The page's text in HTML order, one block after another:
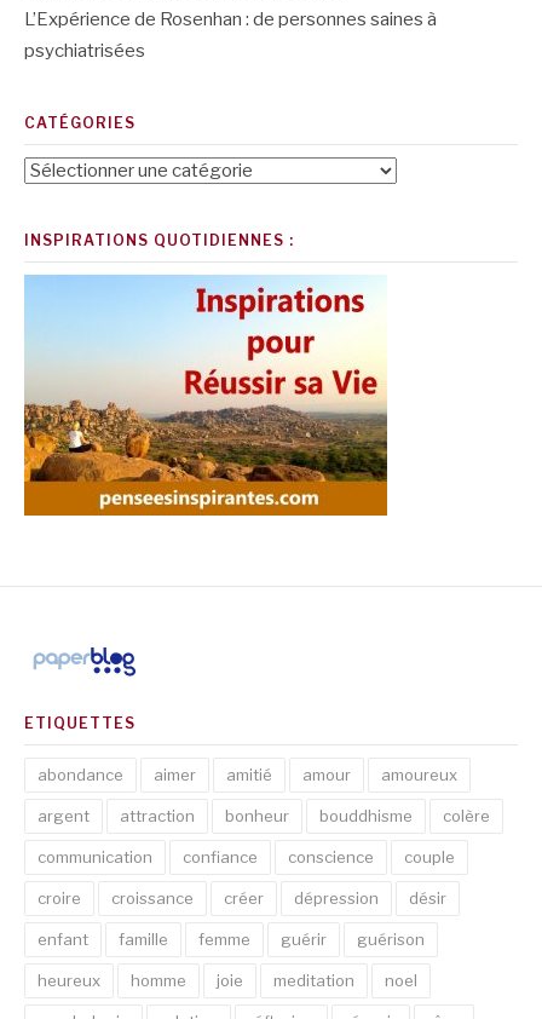
L’Expérience de Rosenhan : de personnes saines à
psychiatrisées
CATÉGORIES
Catégories
INSPIRATIONS QUOTIDIENNES :
ETIQUETTES
abondance aimer amitié amour amoureux
argent attraction bonheur bouddhisme colère
communication confiance conscience couple
croire croissance créer dépression désir
enfant famille femme guérir guérison
heureux homme joie meditation noel